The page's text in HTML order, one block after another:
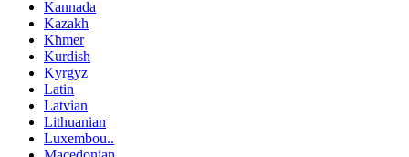
Kannada
Kazakh
Khmer
Kurdish
Kyrgyz
Latin
Latvian
Lithuanian
Luxembou..